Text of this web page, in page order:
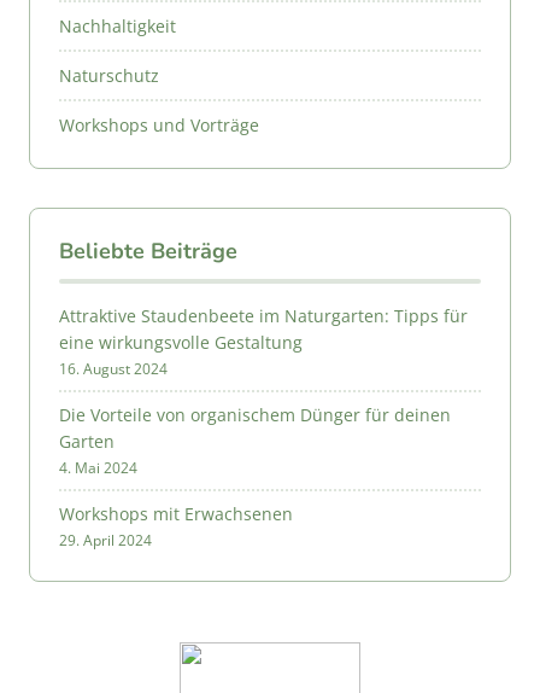
Nachhaltigkeit
Naturschutz
Workshops und Vorträge
Beliebte Beiträge
Attraktive Staudenbeete im Naturgarten: Tipps für
eine wirkungsvolle Gestaltung
16. August 2024
Die Vorteile von organischem Dünger für deinen
Garten
4. Mai 2024
Workshops mit Erwachsenen
29. April 2024